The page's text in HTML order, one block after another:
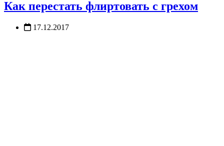
Как перестать флиртовать с грехом
17.12.2017